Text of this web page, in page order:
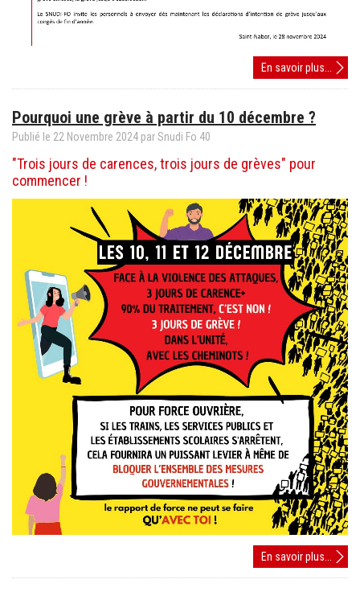
En savoir plus...
Appel
Pourquoi une grève à partir du 10 décembre ?
Publié le 22 Novembre 2024 par Snudi Fo 40
"Trois jours de carences, trois jours de grèves" pour
commencer !
En savoir plus...